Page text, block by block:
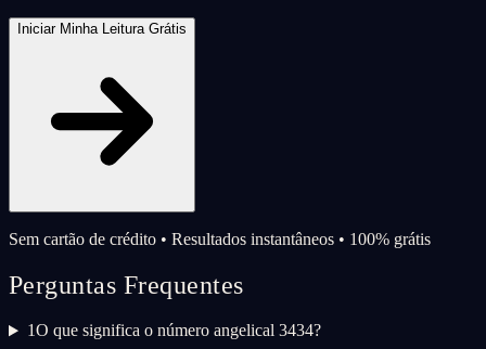
Iniciar Minha Leitura Grátis
Sem cartão de crédito • Resultados instantâneos • 100% grátis
Perguntas Frequentes
1O que significa o número angelical 3434?